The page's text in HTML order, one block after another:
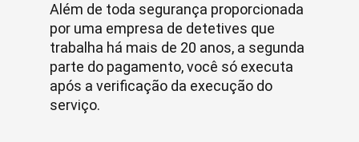
Além de toda segurança proporcionada
por uma empresa de detetives que
trabalha há mais de 20 anos, a segunda
parte do pagamento, você só executa
após a verificação da execução do
serviço.